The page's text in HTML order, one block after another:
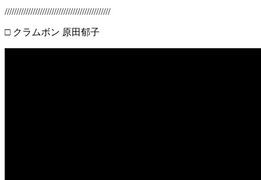
/////////////////////////////////////////////
□ クラムボン 原田郁子